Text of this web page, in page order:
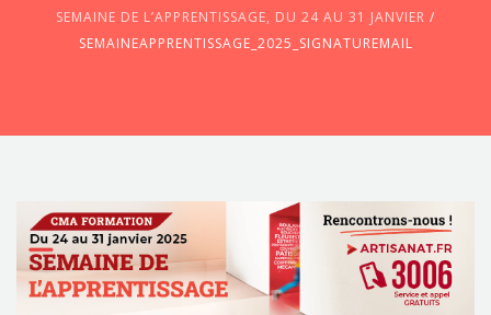
SEMAINE DE L’APPRENTISSAGE, DU 24 AU 31 JANVIER /
SEMAINEAPPRENTISSAGE_2025_SIGNATUREMAIL